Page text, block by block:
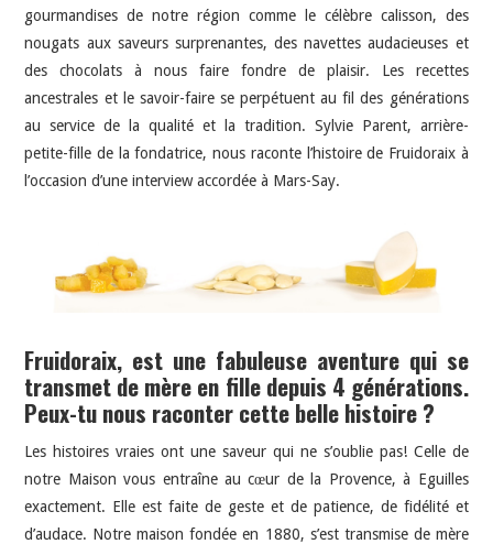
gourmandises de notre région comme le célèbre calisson, des
nougats aux saveurs surprenantes, des navettes audacieuses et
des chocolats à nous faire fondre de plaisir. Les recettes
ancestrales et le savoir-faire se perpétuent au fil des générations
au service de la qualité et la tradition. Sylvie Parent, arrière-
petite-fille de la fondatrice, nous raconte l’histoire de Fruidoraix à
l’occasion d’une interview accordée à Mars-Say.
Fruidoraix, est une fabuleuse aventure qui se
transmet de mère en fille depuis 4 générations.
Peux-tu nous raconter cette belle histoire ?
Les histoires vraies ont une saveur qui ne s’oublie pas! Celle de
notre Maison vous entraîne au cœur de la Provence, à Eguilles
exactement. Elle est faite de geste et de patience, de fidélité et
d’audace. Notre maison fondée en 1880, s’est transmise de mère